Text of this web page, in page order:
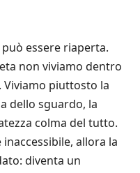
essere riaperta.
non viviamo dentro
Viviamo piuttosto la
dello sguardo, la
colma del tutto.
allora la
diventa un